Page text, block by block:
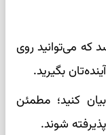
که می‌توانید روی
بگیرید.
کنید؛ مطمئن
شوند.